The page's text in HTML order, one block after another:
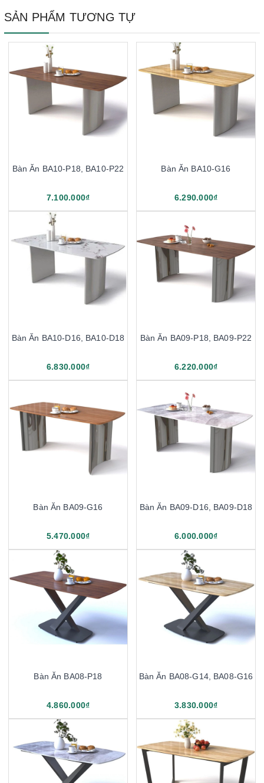
SẢN PHẨM TƯƠNG TỰ
Bàn Ăn BA10-P18, BA10-P22
7.100.000₫
Bàn Ăn BA10-G16
6.290.000₫
Bàn Ăn BA10-D16, BA10-D18
6.830.000₫
Bàn Ăn BA09-P18, BA09-P22
6.220.000₫
Bàn Ăn BA09-G16
5.470.000₫
Bàn Ăn BA09-D16, BA09-D18
6.000.000₫
Bàn Ăn BA08-P18
4.860.000₫
Bàn Ăn BA08-G14, BA08-G16
3.830.000₫